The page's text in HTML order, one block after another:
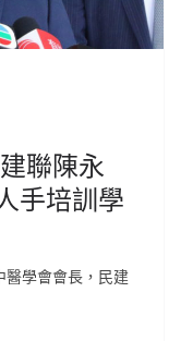
聯陳永
手培訓學
醫學會會長，民建